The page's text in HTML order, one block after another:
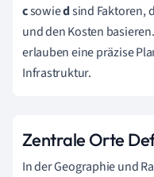
csowiedsind Faktoren,
und den Kosten
erlauben eine präzise
Infrastruktur.
Zentrale Orte
In der Geographie und